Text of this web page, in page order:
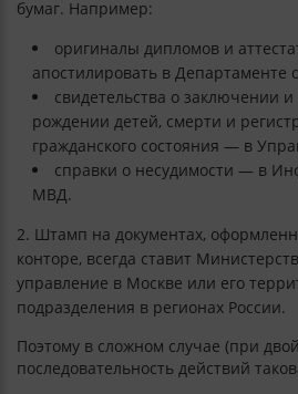
бумаг. Например:
оригиналы дипломов и
апостилировать в Департаменте
свидетельства о заключении
рождении детей, смерти и
гражданского состояния — в
справки о несудимости — в
МВД.
Штамп на документах,
конторе, всегда ставит
управление в Москве или его
подразделения в регионах России.
Поэтому в сложном случае (при
последовательность действий